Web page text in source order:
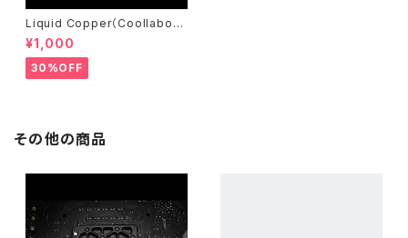
Liquid Copper（Coollabora
tory）
¥1,000
30%OFF
その他の商品